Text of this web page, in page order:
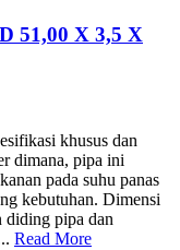
51,00 X 3,5 X
khusus dan
dimana, pipa ini
pada suhu panas
kebutuhan. Dimensi
diding pipa dan
Read More